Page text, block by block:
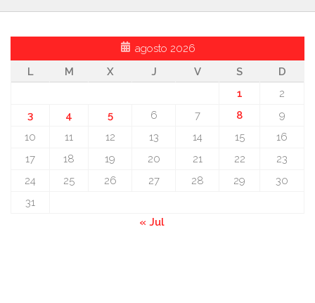
agosto 2026
L
M X J V S
D
1
2
3
4 5 6 7 8
9
10
11 12 13 14 15
16
17
18 19 20 21 22
23
24
25 26 27 28 29
30
31
« Jul